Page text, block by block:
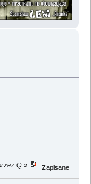
Q » Zapisane